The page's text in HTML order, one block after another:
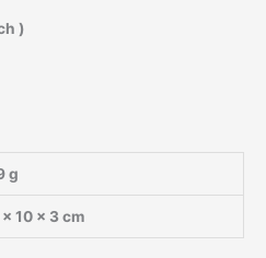
)
g
× 10 × 3 cm